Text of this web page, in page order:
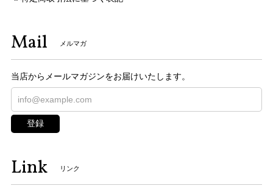
Mail メルマガ
当店からメールマガジンをお届けいたします。
登録
Link リンク